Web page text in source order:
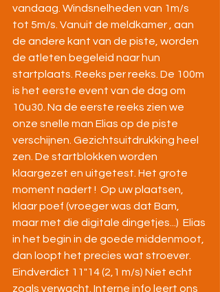
vandaag. Windsnelheden van 1m/s
tot 5m/s. Vanuit de meldkamer , aan
de andere kant van de piste, worden
de atleten begeleid naar hun
startplaats. Reeks per reeks. De 100m
is het eerste event van de dag om
10u30. Na de eerste reeks zien we
onze snelle man Elias op de piste
verschijnen. Gezichtsuitdrukking heel
zen. De startblokken worden
klaargezet en uitgetest. Het grote
moment nadert !  Op uw plaatsen,
klaar poef (vroeger was dat Bam,
maar met die digitale dingetjes...)  Elias
in het begin in de goede middenmoot,
dan loopt het precies wat stroever.
Eindverdict 11"14 (2,1 m/s) Niet echt
zoals verwacht. Interne info leert ons